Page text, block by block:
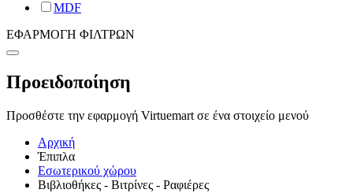
MDF
ΕΦΑΡΜΟΓΗ ΦΙΛΤΡΩΝ
Προειδοποίηση
Προσθέστε την εφαρμογή Virtuemart σε ένα στοιχείο μενού
Αρχική
Έπιπλα
Εσωτερικού χώρου
Βιβλιοθήκες - Βιτρίνες - Ραφιέρες